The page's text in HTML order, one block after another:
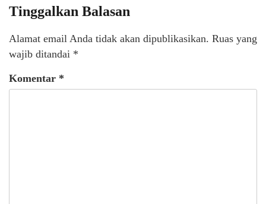
Tinggalkan Balasan
Alamat email Anda tidak akan dipublikasikan. Ruas yang
wajib ditandai *
Komentar *